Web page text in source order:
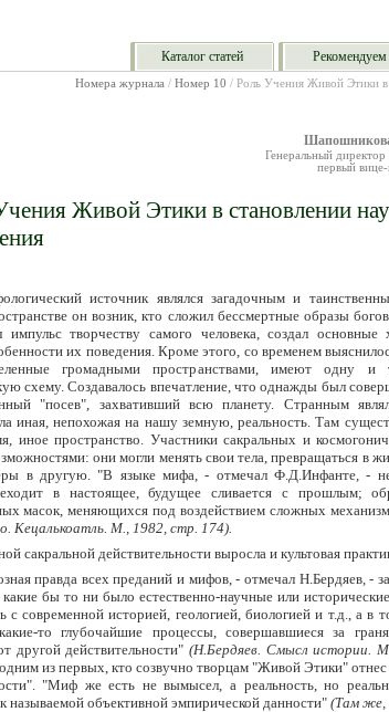
Каталог статей Рекомендуем
Номера журнала / Номер 10 / Роль Учения Живой Этики
Генеральный
первый
Живой Этики в становлении
источник являлся загадочным и
он возник, кто сложил бессмертные образы
импульс творчеству самого человека, создал
их поведения. Кроме этого, со временем
громадными пространствами, имеют одну
схему. Создавалось впечатление, что однажды был
"посев", захвативший всю планету. Странным
иная, непохожая на нашу земную, реальность. Там
иное пространство. Участники сакральных и
они могли менять свои тела, превращаться в
в другую. "В языке мифа, - отмечал Ф.Д.Инфанте, -
в настоящее, будущее сливается с прошлым;
масок, меняющихся под воздействием сложных
Кецалькоатль. М., 1982, стр. 174).
сакральной действительности выросла и культовая
правда всех преданий и мифов, - отмечал Н.Бердяев, -
бы то ни было естественно-научные или
с современной историей, геологией, биологией и т.д., а в
то глубочайшие процессы, совершавшиеся за
другой действительности" (Н.Бердяев. Смысл истории.
из первых, кто созвучно творцам "Живой Этики"
"Миф же есть не вымысел, а реальность, но
называемой объективной эмпирической данности" (Там же,